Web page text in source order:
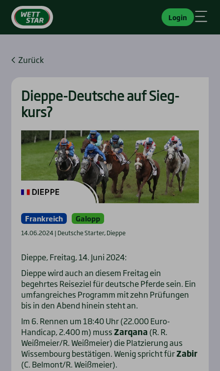
Login
Zurück
Diep­pe-Deut­sche auf Sieg­
kurs?
Frankreich Galopp
14.06.2024 | Deutsche Starter, Dieppe
Dieppe, Freitag, 14. Juni 2024:
Dieppe wird auch an diesem Freitag ein
begehrtes Reiseziel für deutsche Pferde sein. Ein
umfangreiches Programm mit zehn Prüfungen
bis in den Abend hinein steht an.
Im 6. Rennen um 18:40 Uhr (22.000 Euro-
Handicap, 2.400 m) mussZarqana (R. R.
Weißmeier/R. Weißmeier) die Platzierung aus
Wissembourg bestätigen. Wenig spricht fürZabir
(C. Belmont/R. Weißmeier).